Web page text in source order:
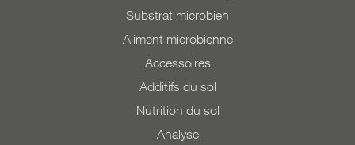
Substrat microbien
Aliment microbienne
Accessoires
Additifs du sol
Nutrition du sol
Analyse